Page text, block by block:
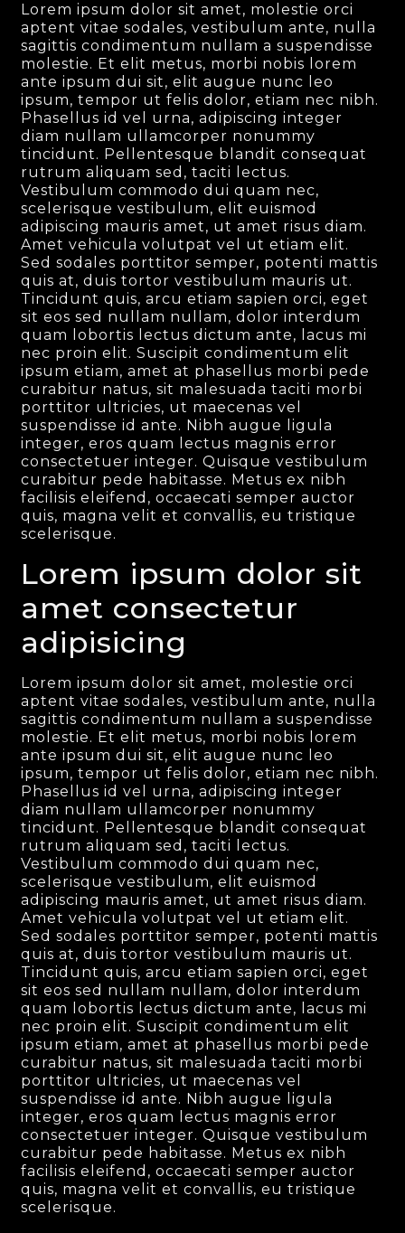
Lorem ipsum dolor sit amet, molestie orci
aptent vitae sodales, vestibulum ante, nulla
sagittis condimentum nullam a suspendisse
molestie. Et elit metus, morbi nobis lorem
ante ipsum dui sit, elit augue nunc leo
ipsum, tempor ut felis dolor, etiam nec nibh.
Phasellus id vel urna, adipiscing integer
diam nullam ullamcorper nonummy
tincidunt. Pellentesque blandit consequat
rutrum aliquam sed, taciti lectus.
Vestibulum commodo dui quam nec,
scelerisque vestibulum, elit euismod
adipiscing mauris amet, ut amet risus diam.
Amet vehicula volutpat vel ut etiam elit.
Sed sodales porttitor semper, potenti mattis
quis at, duis tortor vestibulum mauris ut.
Tincidunt quis, arcu etiam sapien orci, eget
sit eos sed nullam nullam, dolor interdum
quam lobortis lectus dictum ante, lacus mi
nec proin elit. Suscipit condimentum elit
ipsum etiam, amet at phasellus morbi pede
curabitur natus, sit malesuada taciti morbi
porttitor ultricies, ut maecenas vel
suspendisse id ante. Nibh augue ligula
integer, eros quam lectus magnis error
consectetuer integer. Quisque vestibulum
curabitur pede habitasse. Metus ex nibh
facilisis eleifend, occaecati semper auctor
quis, magna velit et convallis, eu tristique
scelerisque.
Lorem ipsum dolor sit
amet consectetur
adipisicing
Lorem ipsum dolor sit amet, molestie orci
aptent vitae sodales, vestibulum ante, nulla
sagittis condimentum nullam a suspendisse
molestie. Et elit metus, morbi nobis lorem
ante ipsum dui sit, elit augue nunc leo
ipsum, tempor ut felis dolor, etiam nec nibh.
Phasellus id vel urna, adipiscing integer
diam nullam ullamcorper nonummy
tincidunt. Pellentesque blandit consequat
rutrum aliquam sed, taciti lectus.
Vestibulum commodo dui quam nec,
scelerisque vestibulum, elit euismod
adipiscing mauris amet, ut amet risus diam.
Amet vehicula volutpat vel ut etiam elit.
Sed sodales porttitor semper, potenti mattis
quis at, duis tortor vestibulum mauris ut.
Tincidunt quis, arcu etiam sapien orci, eget
sit eos sed nullam nullam, dolor interdum
quam lobortis lectus dictum ante, lacus mi
nec proin elit. Suscipit condimentum elit
ipsum etiam, amet at phasellus morbi pede
curabitur natus, sit malesuada taciti morbi
porttitor ultricies, ut maecenas vel
suspendisse id ante. Nibh augue ligula
integer, eros quam lectus magnis error
consectetuer integer. Quisque vestibulum
curabitur pede habitasse. Metus ex nibh
facilisis eleifend, occaecati semper auctor
quis, magna velit et convallis, eu tristique
scelerisque.